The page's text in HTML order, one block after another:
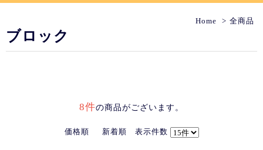
Home 全商品
ブロック
8件の商品がございます。
価格順 新着順 表示件数